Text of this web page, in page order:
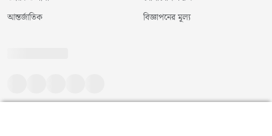
আন্তর্জাতিক
বিজ্ঞাপনের মূল্য